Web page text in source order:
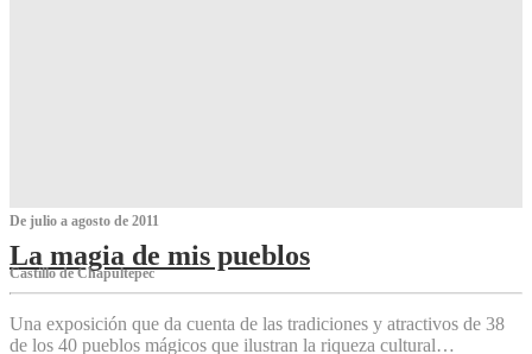
De julio a agosto de 2011
La magia de mis pueblos
Castillo de Chapultepec
Una exposición que da cuenta de las tradiciones y atractivos de 38
de los 40 pueblos mágicos que ilustran la riqueza cultural…